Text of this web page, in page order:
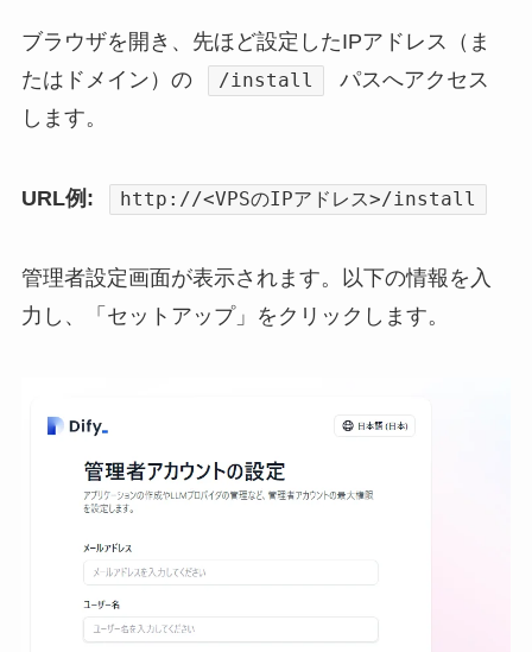
ブラウザを開き、先ほど設定したIPアドレス（ま
たはドメイン）の
/install
パスへアクセス
します。
URL例: http://<VPSのIPアドレス>/install
管理者設定画面が表示されます。以下の情報を入
力し、「セットアップ」をクリックします。